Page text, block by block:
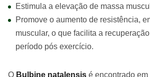
Estimula a elevação de massa
Promove o aumento de resistência,
muscular, o que facilita a
período pós exercício.
O Bulbine natalensis é encontrado